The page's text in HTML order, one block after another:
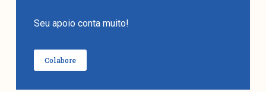
Seu apoio conta muito!
Colabore